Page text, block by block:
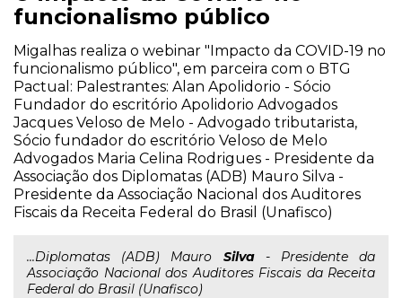
funcionalismo público
Migalhas realiza o webinar "Impacto da COVID-19 no
funcionalismo público", em parceira com o BTG
Pactual: Palestrantes: Alan Apolidorio - Sócio
Fundador do escritório Apolidorio Advogados
Jacques Veloso de Melo - Advogado tributarista,
Sócio fundador do escritório Veloso de Melo
Advogados Maria Celina Rodrigues - Presidente da
Associação dos Diplomatas (ADB) Mauro Silva -
Presidente da Associação Nacional dos Auditores
Fiscais da Receita Federal do Brasil (Unafisco)
...Diplomatas (ADB) Mauro Silva- Presidente da
Associação Nacional dos Auditores Fiscais da Receita
Federal do Brasil (Unafisco)